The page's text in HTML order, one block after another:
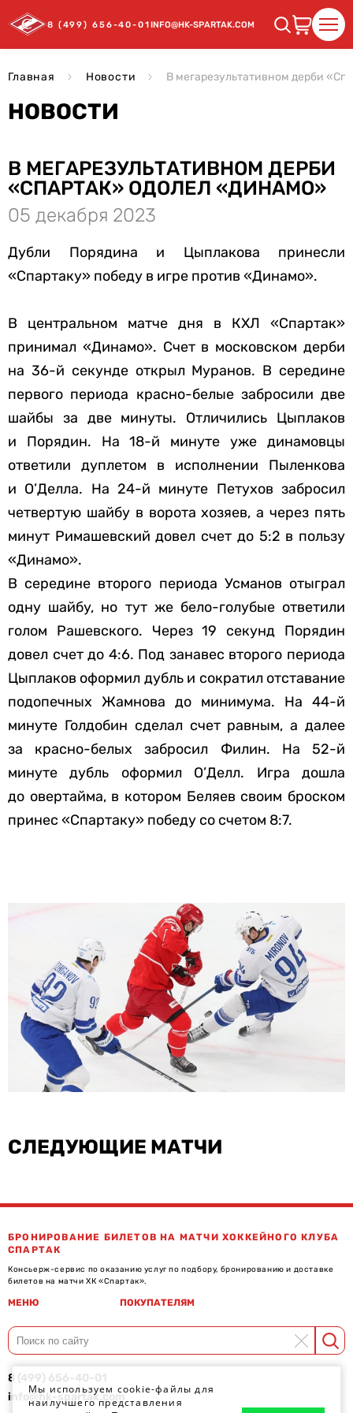
Мы используем cookie-файлы для
наилучшего представления
8 (499) 656-40-01INFO@HK-SPARTAK.COM
Главная Новости В мегарезультативном дерби
НОВОСТИ
В МЕГАРЕЗУЛЬТАТИВНОМ ДЕРБИ
«СПАРТАК» ОДОЛЕЛ «ДИНАМО»
05 декабря 2023
Дубли Порядина и Цыплакова принесли
«Спартаку» победу в игре против «Динамо».
В центральном матче дня в КХЛ «Спартак»
принимал «Динамо». Счет в московском дерби
на 36-й секунде открыл Муранов. В середине
первого периода красно-белые забросили две
шайбы за две минуты. Отличились Цыплаков
и Порядин. На 18-й минуте уже динамовцы
ответили дуплетом в исполнении Пыленкова
и О’Делла. На 24-й минуте Петухов забросил
четвертую шайбу в ворота хозяев, а через пять
минут Римашевский довел счет до 5:2 в пользу
«Динамо».
В середине второго периода Усманов отыграл
одну шайбу, но тут же бело-голубые ответили
голом Рашевского. Через 19 секунд Порядин
довел счет до 4:6. Под занавес второго периода
Цыплаков оформил дубль и сократил отставание
подопечных Жамнова до минимума. На 44-й
минуте Голдобин сделал счет равным, а далее
за красно-белых забросил Филин. На 52-й
минуте дубль оформил О’Делл. Игра дошла
до овертайма, в котором Беляев своим броском
принес «Спартаку» победу со счетом 8:7.
СЛЕДУЮЩИЕ МАТЧИ
БРОНИРОВАНИЕ БИЛЕТОВ НА МАТЧИ ХОККЕЙНОГО КЛУБА
СПАРТАК
Консьерж-сервис по оказанию услуг по подбору, бронированию и доставке
билетов на матчи ХК «Спартак».
МЕНЮ ПОКУПАТЕЛЯМ
8 (499) 656-40-01
info@hk-spartak.com